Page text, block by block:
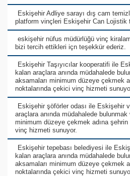
Eskişehir Adliye sarayı dış cam
platform vinçleri Eskişehir Can Lojistik
eskişehir nüfus müdürlüğü vinç
bizi tercih ettikleri içn teşekkür ederiz.
Eskişehir Taşıyıcılar kooperatifi ile
kalan araçlara anında müdahalede
aksamaları minimum düzeye çekmek
noktalarında çekici vinç hizmeti
Eskişehir şöförler odası ile Eskişehir
araçlara anında müdahalede
minimum düzeye çekmek adına
vinç hizmeti sunuyor.
Eskişehir tepebası belediyesi ile
kalan araçlara anında müdahalede
aksamaları minimum düzeye çekmek
noktalarında çekici vinç hizmeti